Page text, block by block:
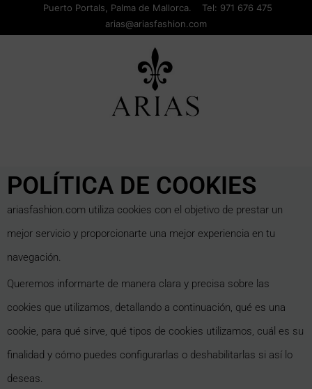
Puerto Portals, Palma de Mallorca. Tel: 971 676 475
arias@ariasfashion.com
POLÍTICA DE COOKIES
ariasfashion.com utiliza cookies con el objetivo de prestar un
mejor servicio y proporcionarte una mejor experiencia en tu
navegación.
Queremos informarte de manera clara y precisa sobre las
cookies que utilizamos, detallando a continuación, qué es una
cookie, para qué sirve, qué tipos de cookies utilizamos, cuál es su
finalidad y cómo puedes configurarlas o deshabilitarlas si así lo
deseas.